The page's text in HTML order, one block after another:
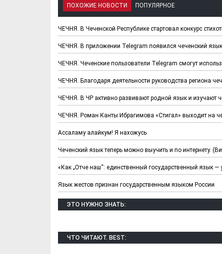
ПОХОЖИЕ НОВОСТИ ПОПУЛЯРНОЕ
ЧЕЧНЯ. В Чеченской Республике стартовал конкурс
ЧЕЧНЯ. В приложении Telegram появился чеченский язык
ЧЕЧНЯ. Чеченские пользователи Telegram смогут
ЧЕЧНЯ. Благодаря деятельности руководства региона
ЧЕЧНЯ. В ЧР активно развивают родной язык и изучают
ЧЕЧНЯ. Роман Канты Ибрагимова «Стигал» выходит на
Ассаламу алайкум! Я нахожусь
Чеченский язык теперь можно выучить и по интернету.
«Как „Отче наш“: единственный государственный язык
Язык жестов признан государственным языком России
ЭТО НУЖНО ЗНАТЬ:
ЧТО ЧИТАЮТ. BEST: